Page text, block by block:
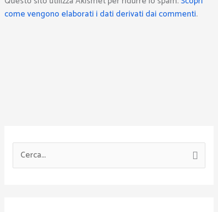
come vengono elaborati i dati derivati dai commenti.
e